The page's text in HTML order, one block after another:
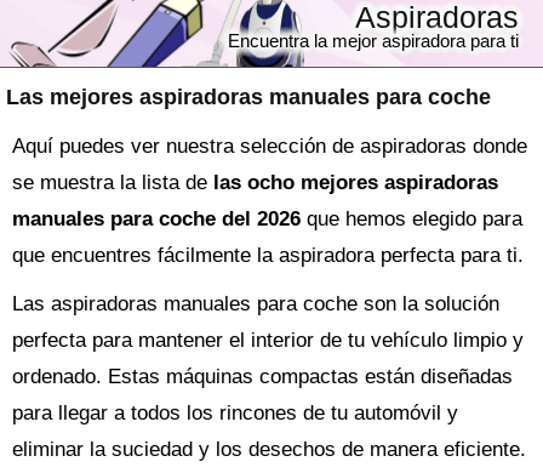
Las mejores aspiradoras manuales para coche
Aspiradoras
Encuentra la mejor aspiradora para ti
Aquí puedes ver nuestra selección de aspiradoras donde
se muestra la lista de las ocho mejores aspiradoras
manuales para coche del 2026 que hemos elegido para
que encuentres fácilmente la aspiradora perfecta para ti.
Las aspiradoras manuales para coche son la solución
perfecta para mantener el interior de tu vehículo limpio y
ordenado. Estas máquinas compactas están diseñadas
para llegar a todos los rincones de tu automóvil y
eliminar la suciedad y los desechos de manera eficiente.